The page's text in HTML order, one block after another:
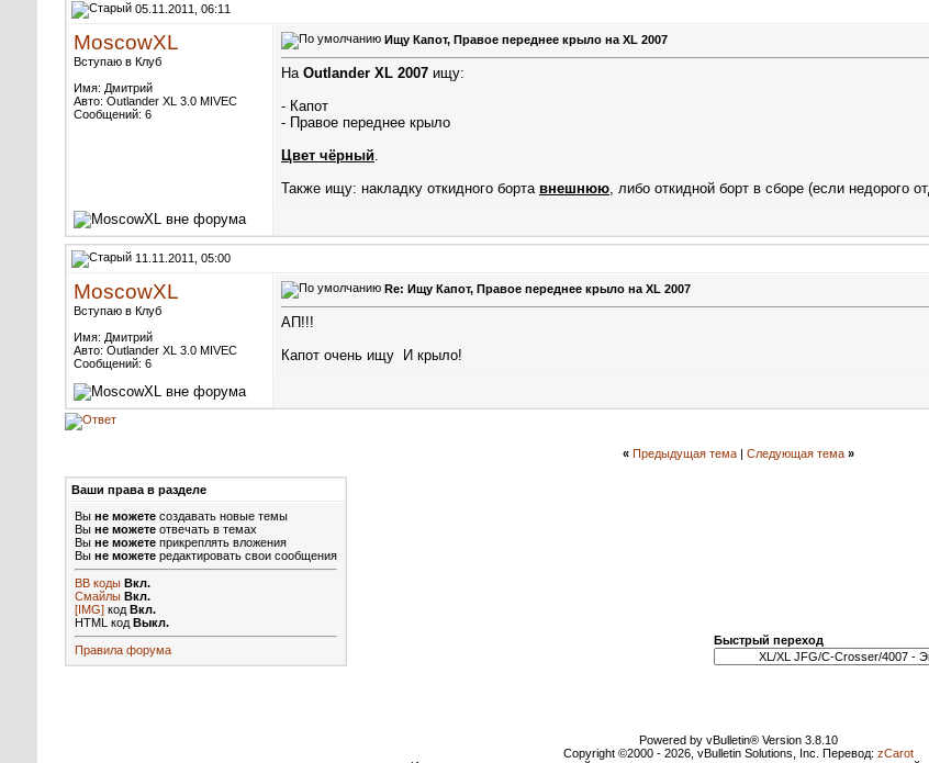
05.11.2011, 06:11
MoscowXL
Вступаю в Клуб
Имя: Дмитрий
Авто: Outlander XL 3.0 MIVEC
Сообщений: 6
Ищу Капот, Правое переднее крыло на XL 2007
На Outlander XL 2007 ищу:
- Капот
- Правое переднее крыло
Цвет чёрный.
Также ищу: накладку откидного борта внешнюю, либо откидной борт в сборе (если недорого
11.11.2011, 05:00
MoscowXL
Вступаю в Клуб
Имя: Дмитрий
Авто: Outlander XL 3.0 MIVEC
Сообщений: 6
Re: Ищу Капот, Правое переднее крыло на XL 2007
АП!!!
Капот очень ищу
И крыло!
« Предыдущая тема| Следующая тема »
Ваши права в разделе
Вы не можете создавать новые темы
Вы не можете отвечать в темах
Вы не можете прикреплять вложения
Вы не можете редактировать свои сообщения
BB коды Вкл.
Смайлы Вкл.
[IMG] код Вкл.
HTML код Выкл.
Правила форума
Быстрый переход
Powered by vBulletin® Version 3.8.10
Copyright ©2000 - 2026, vBulletin Solutions, Inc. Перевод: zCarot